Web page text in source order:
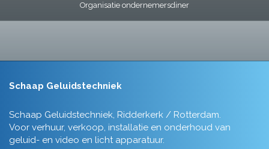
Organisatie ondernemersdiner
Schaap Geluidstechniek
Schaap Geluidstechniek, Ridderkerk / Rotterdam.
Voor verhuur, verkoop, installatie en onderhoud van
geluid- en video en licht apparatuur.